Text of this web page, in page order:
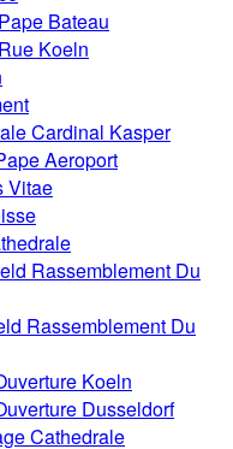
Bateau
Koeln
Cardinal Kasper
Aeroport
Vitae
Rassemblement Du
Rassemblement Du
Koeln
Dusseldorf
Cathedrale